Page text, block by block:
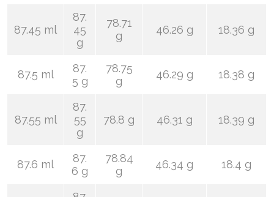
87.45 ml
87.
45
g
78.71
g
46.26 g 18.36 g
87.5 ml
87.
5 g
78.75
g
46.29 g 18.38 g
87.55 ml
87.
55
g
78.8 g 46.31 g 18.39 g
87.6 ml
87.
6 g
78.84
g
46.34 g 18.4 g